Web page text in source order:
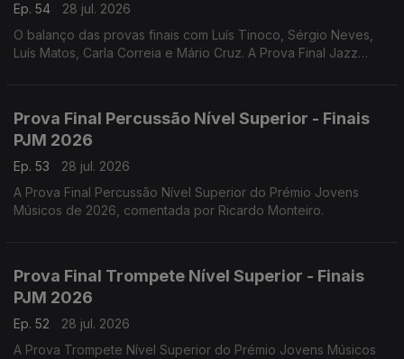
Ep. 54
28 jul. 2026
O balanço das provas finais com Luís Tinoco, Sérgio Neves,
Luís Matos, Carla Correia e Mário Cruz. A Prova Final Jazz
Prova Final Percussão Nível Superior - Finais
PJM 2026
Ep. 53
28 jul. 2026
A Prova Final Percussão Nível Superior do Prémio Jovens
Músicos de 2026, comentada por Ricardo Monteiro.
Prova Final Trompete Nível Superior - Finais
PJM 2026
Ep. 52
28 jul. 2026
A Prova Trompete Nível Superior do Prémio Jovens Músicos